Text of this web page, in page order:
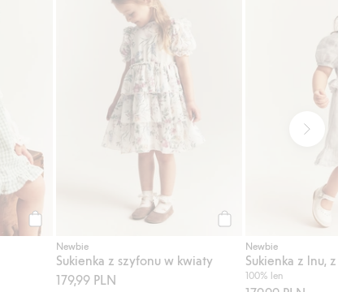
Kup
Newbie
Sukienka z szyfonu w kwiaty
179,99 PLN
Newbie
Sukienka z lnu, z
100% len